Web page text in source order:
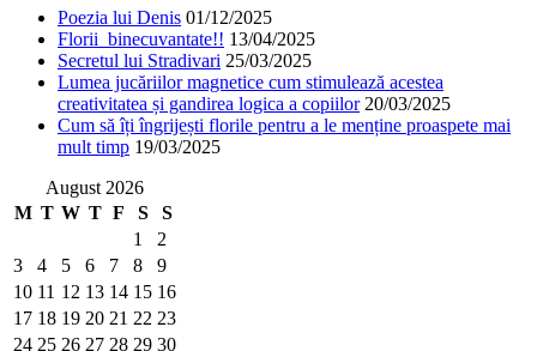
Poezia lui Denis 01/12/2025
Florii binecuvantate!! 13/04/2025
Secretul lui Stradivari 25/03/2025
Lumea jucăriilor magnetice cum stimulează acestea
creativitatea și gandirea logica a copiilor 20/03/2025
Cum să îți îngrijești florile pentru a le menține proaspete mai
mult timp 19/03/2025
August 2026
M T W T F S
S
1
2
3
4 5 6 7 8
9
10 11 12 13 14 15 16
17 18 19 20 21 22 23
24 25 26 27 28 29 30